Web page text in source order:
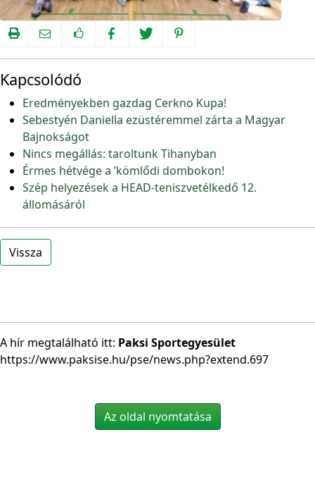
Kapcsolódó
Eredményekben gazdag Cerkno Kupa!
Sebestyén Daniella ezüstéremmel zárta a Magyar
Bajnokságot
Nincs megállás: taroltunk Tihanyban
Érmes hétvége a ’kömlődi dombokon!
Szép helyezések a HEAD-teniszvetélkedő 12.
állomásáról
Vissza
A hír megtalálható itt: Paksi Sportegyesület
https://www.paksise.hu/pse/news.php?extend.697
Az oldal nyomtatása